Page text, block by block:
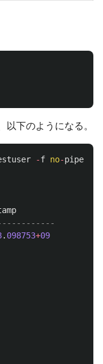
下のようになる。
-f no-pipeline
. 098753+09